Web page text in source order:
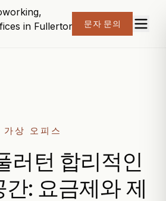
문자 문의
가상 오피스
러턴 합리적인
간: 요금제와 제